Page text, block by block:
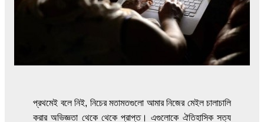
প্রথমেই বলে নিই, নিচের মতামতগুলো আমার নিজের মেইল চালাচালি
করার অভিজ্ঞতা থেকে থেকে প্রাপ্ত। এগুলোকে ঐতিহাসিক সত্য